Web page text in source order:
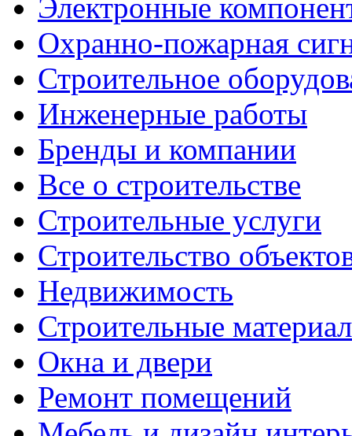
Электронные
Охранно-пожарная
Строительное
Инженерные работы
Бренды и компании
Все о строительстве
Строительные услуги
Строительство
Недвижимость
Строительные
Окна и двери
Ремонт помещений